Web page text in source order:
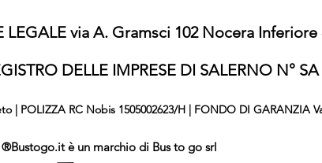
via A. Gramsci 102 Nocera Inferiore
DELLE IMPRESE DI SALERNO N°
| POLIZZA RC Nobis 1505002623/H | FONDO DI GARANZIA
®Bustogo.it è un marchio di Bus to go srl